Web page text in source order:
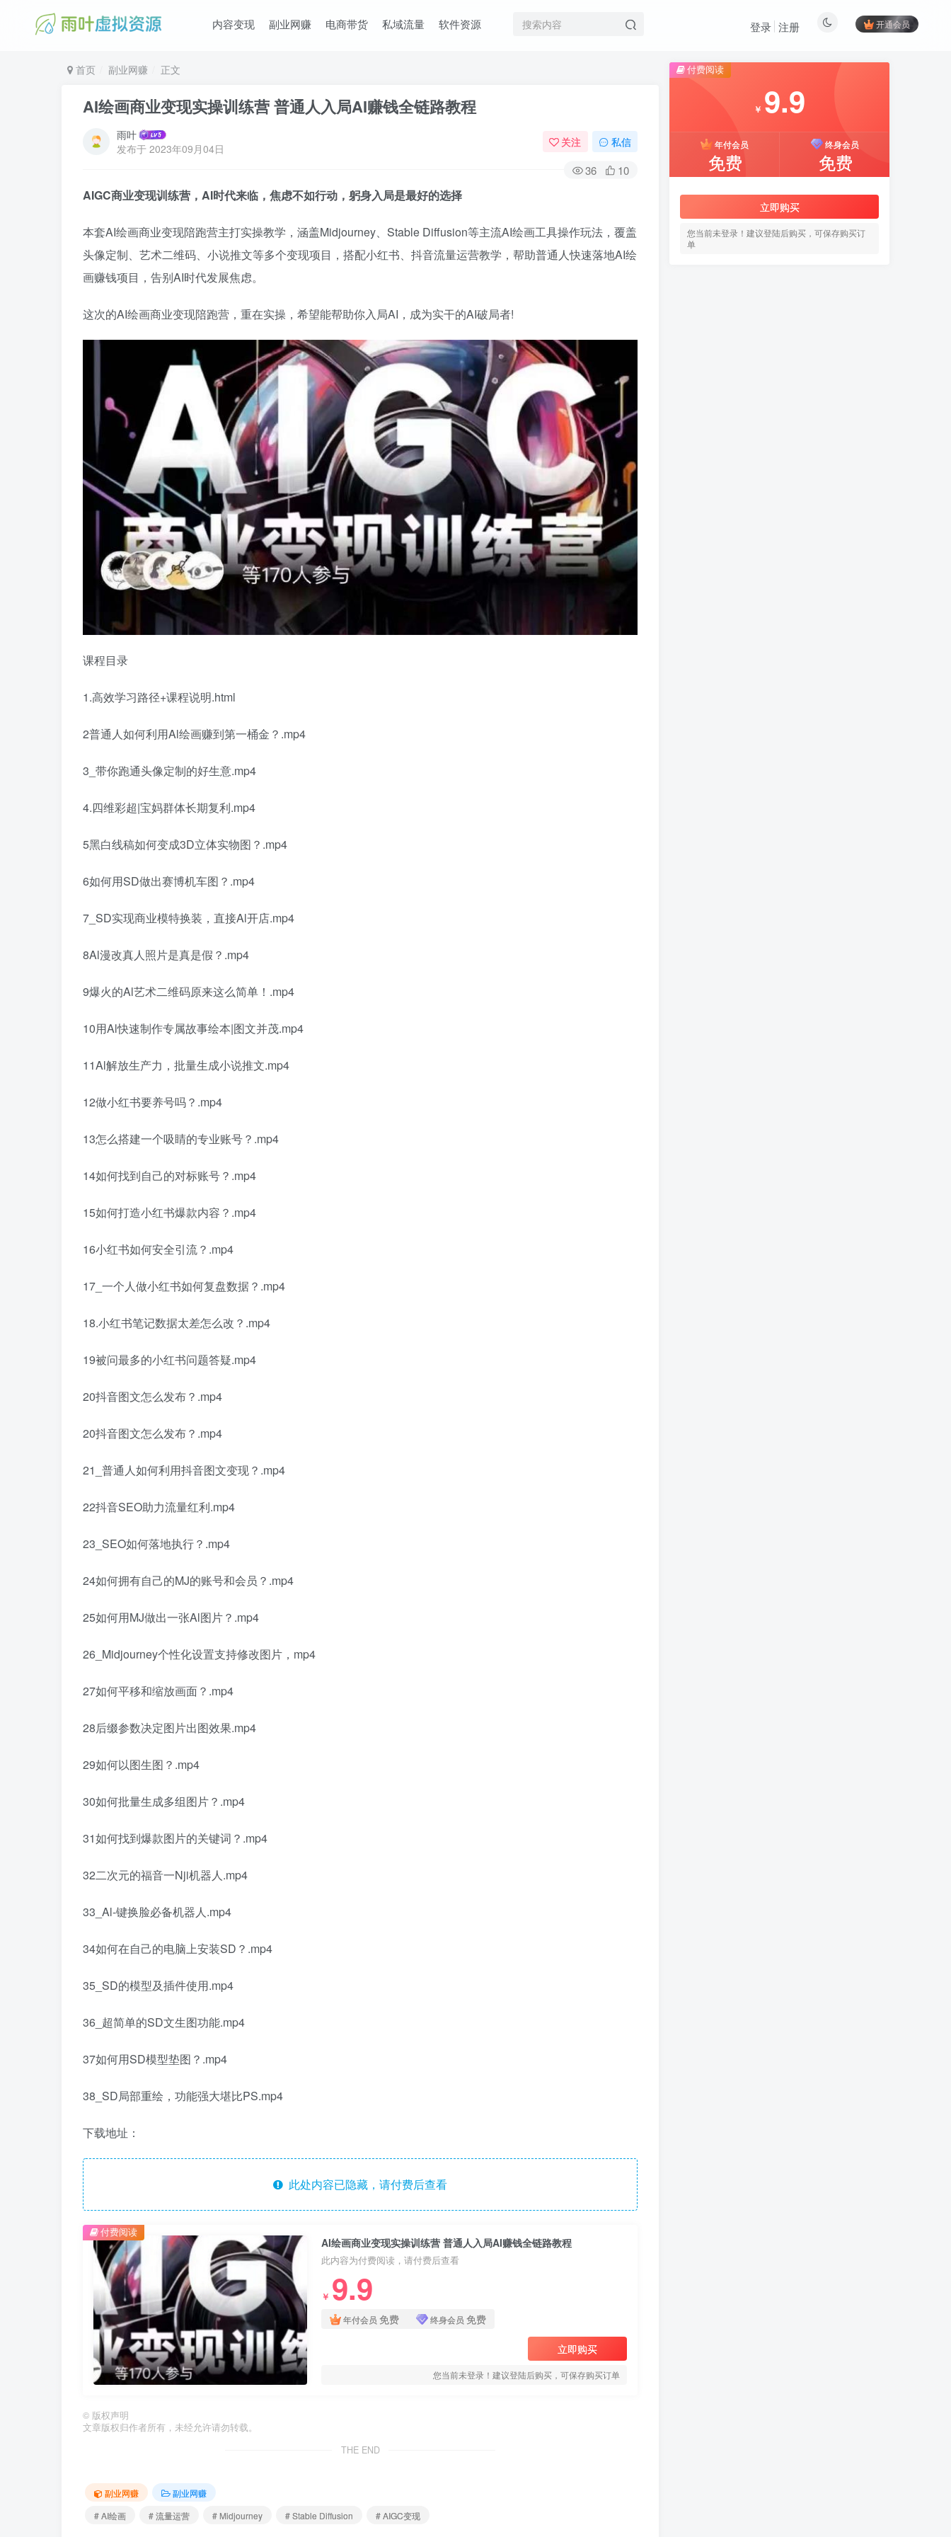
内容变现 副业网赚 电商带货 私域流量 软件资源 开通会员
登录 注册
首页 副业网赚 正文
AI绘画商业变现实操训练营 普通人入局AI赚钱全链路教程
雨叶
发布于 2023年09月04日 关注 私信
36 10
AIGC商业变现训练营，AI时代来临，焦虑不如行动，躬身入局是最好的选择
本套AI绘画商业变现陪跑营主打实操教学，涵盖Midjourney、Stable Diffusion等主流AI绘画工具操作玩法，覆盖
头像定制、艺术二维码、小说推文等多个变现项目，搭配小红书、抖音流量运营教学，帮助普通人快速落地AI绘
画赚钱项目，告别AI时代发展焦虑。
这次的AI绘画商业变现陪跑营，重在实操，希望能帮助你入局AI，成为实干的AI破局者!
课程目录
1.高效学习路径+课程说明.html
2普通人如何利用Al绘画赚到第一桶金？.mp4
3_带你跑通头像定制的好生意.mp4
4.四维彩超|宝妈群体长期复利.mp4
5黑白线稿如何变成3D立体实物图？.mp4
6如何用SD做出赛博机车图？.mp4
7_SD实现商业模特换装，直接Al开店.mp4
8Al漫改真人照片是真是假？.mp4
9爆火的Al艺术二维码原来这么简单！.mp4
10用Al快速制作专属故事绘本|图文并茂.mp4
11Al解放生产力，批量生成小说推文.mp4
12做小红书要养号吗？.mp4
13怎么搭建一个吸睛的专业账号？.mp4
14如何找到自己的对标账号？.mp4
15如何打造小红书爆款内容？.mp4
16小红书如何安全引流？.mp4
17_一个人做小红书如何复盘数据？.mp4
18.小红书笔记数据太差怎么改？.mp4
19被问最多的小红书问题答疑.mp4
20抖音图文怎么发布？.mp4
20抖音图文怎么发布？.mp4
21_普通人如何利用抖音图文变现？.mp4
22抖音SEO助力流量红利.mp4
23_SEO如何落地执行？.mp4
24如何拥有自己的MJ的账号和会员？.mp4
25如何用MJ做出一张Al图片？.mp4
26_Midjourney个性化设置支持修改图片，mp4
27如何平移和缩放画面？.mp4
28后缀参数决定图片出图效果.mp4
29如何以图生图？.mp4
30如何批量生成多组图片？.mp4
31如何找到爆款图片的关键词？.mp4
32二次元的福音一Nji机器人.mp4
33_Al-键换脸必备机器人.mp4
34如何在自己的电脑上安装SD？.mp4
35_SD的模型及插件使用.mp4
36_超简单的SD文生图功能.mp4
37如何用SD模型垫图？.mp4
38_SD局部重绘，功能强大堪比PS.mp4
下载地址：
此处内容已隐藏，请付费后查看
AI绘画商业变现实操训练营 普通人入局AI赚钱全链路教程
此内容为付费阅读，请付费后查看
￥ 9.9
年付会员 免费 终身会员 免费
立即购买
您当前未登录！建议登陆后购买，可保存购买订单
付费阅读
© 版权声明
文章版权归作者所有，未经允许请勿转载。
THE END
副业网赚
副业网赚
# AI绘画
# 流量运营 # Midjourney # Stable Diffusion # AIGC变现
付费阅读
￥ 9.9
年付会员
免费
终身会员
免费
立即购买
您当前未登录！建议登陆后购买，可保存购买订
单